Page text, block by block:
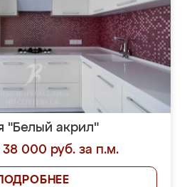
"Белый акрил"
38 000 руб. за п.м.